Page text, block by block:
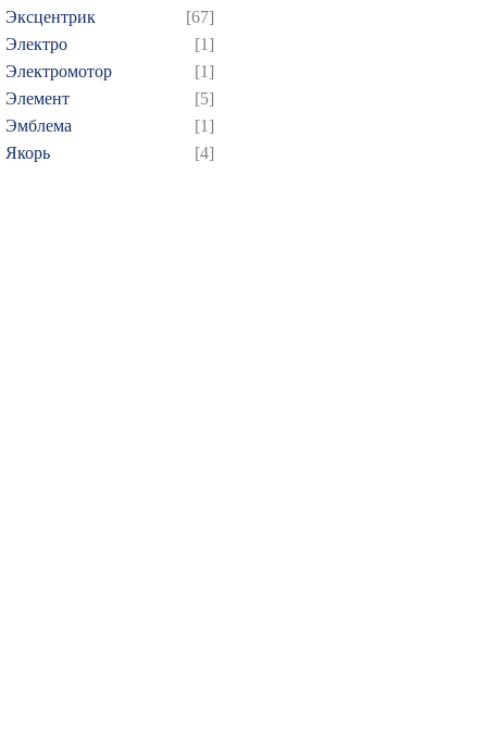
Эксцентрик
[67]
Электро
[1]
Электромотор
[1]
Элемент
[5]
Эмблема
[1]
Якорь
[4]